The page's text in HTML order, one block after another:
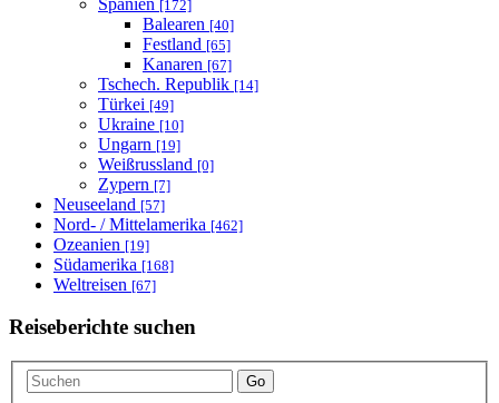
[172]
Balearen [40]
Festland [65]
Kanaren [67]
Tschech. Republik [14]
Türkei [49]
Ukraine [10]
Ungarn [19]
Weißrussland [0]
Zypern [7]
Neuseeland [57]
Nord- / Mittelamerika [462]
Ozeanien [19]
Südamerika [168]
Weltreisen [67]
Reiseberichte suchen
Go